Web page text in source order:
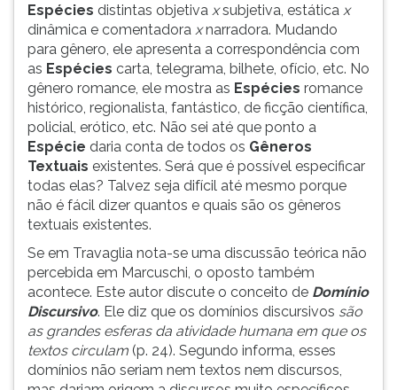
Espécies distintas objetiva xsubjetiva, estática x
dinâmica e comentadora xnarradora. Mudando
para gênero, ele apresenta a correspondência com
as Espécies carta, telegrama, bilhete, ofício, etc. No
gênero romance, ele mostra as Espécies romance
histórico, regionalista, fantástico, de ficção científica,
policial, erótico, etc. Não sei até que ponto a
Espécie daria conta de todos os Gêneros
Textuais existentes. Será que é possível especificar
todas elas? Talvez seja difícil até mesmo porque
não é fácil dizer quantos e quais são os gêneros
textuais existentes.
Se em Travaglia nota-se uma discussão teórica não
percebida em Marcuschi, o oposto também
acontece. Este autor discute o conceito de Domínio
Discursivo. Ele diz que os domínios discursivos são
as grandes esferas da atividade humana em que os
textos circulam (p. 24). Segundo informa, esses
domínios não seriam nem textos nem discursos,